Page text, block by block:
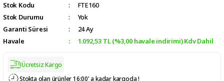
Stok Kodu
FTE160
Stok Durumu
Yok
Garanti Süresi
24 Ay
Havale
1.092,53 TL (%3,00 havale indirimi) Kdv Dahil
Ücretsiz Kargo
Stokta olan ürünler 16:00' a kadar kargoda !